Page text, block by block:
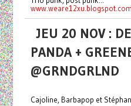
www.weare12xu.blogspot.com
JEU 20 NOV :
PANDA +
@GRNDGRLND
Cajoline, Barbapop et